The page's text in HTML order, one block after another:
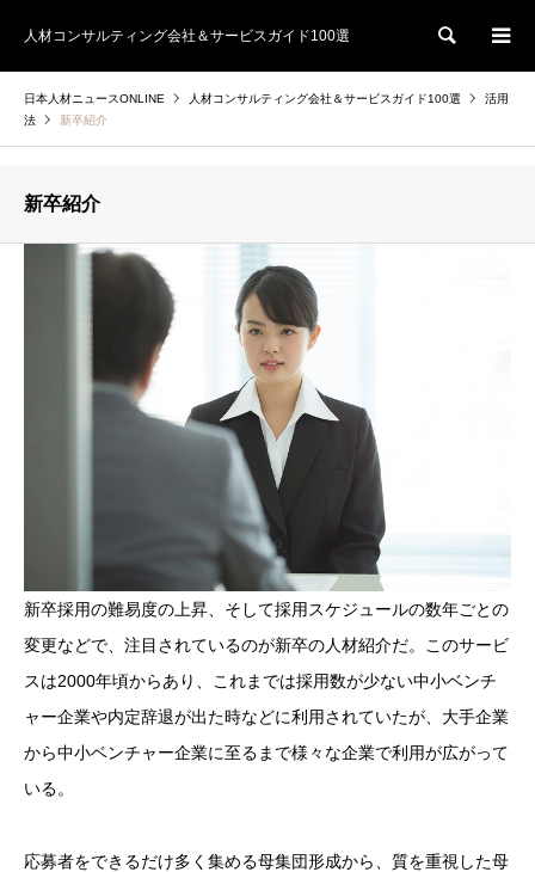
人材コンサルティング会社＆サービスガイド100選 検索
日本人材ニュースONLINE 人材コンサルティング会社＆サービスガイド100選
活用
法
新卒紹介
新卒紹介
新卒採用の難易度の上昇、そして採用スケジュールの数年ごとの
変更などで、注目されているのが新卒の人材紹介だ。このサービ
スは2000年頃からあり、これまでは採用数が少ない中小ベンチ
ャー企業や内定辞退が出た時などに利用されていたが、大手企業
から中小ベンチャー企業に至るまで様々な企業で利用が広がって
いる。
応募者をできるだけ多く集める母集団形成から、質を重視した母